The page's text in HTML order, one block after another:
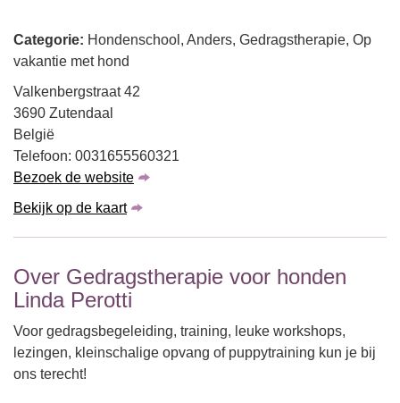
Categorie: Hondenschool, Anders, Gedragstherapie, Op
vakantie met hond
Valkenbergstraat 42
3690 Zutendaal
België
Telefoon: 0031655560321
Bezoek de website
Bekijk op de kaart
Over Gedragstherapie voor honden
Linda Perotti
Voor gedragsbegeleiding, training, leuke workshops,
lezingen, kleinschalige opvang of puppytraining kun je bij
ons terecht!